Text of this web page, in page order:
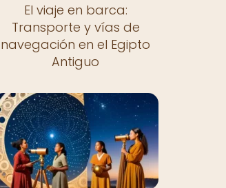
El viaje en barca:
Transporte y vías de
navegación en el Egipto
Antiguo